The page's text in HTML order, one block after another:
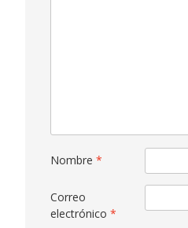
Nombre *
Correo
electrónico *